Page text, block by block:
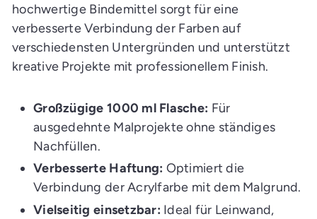
a
g
e
n
l
e
g
hochwertige Bindemittel sorgt für eine
verbesserte Verbindung der Farben auf
verschiedensten Untergründen und unterstützt
kreative Projekte mit professionellem Finish.
Großzügige 1000 ml Flasche: Für
ausgedehnte Malprojekte ohne ständiges
Nachfüllen.
Verbesserte Haftung: Optimiert die
Verbindung der Acrylfarbe mit dem Malgrund.
Vielseitig einsetzbar: Ideal für Leinwand,